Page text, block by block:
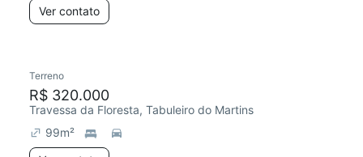
Ver contato
Terreno
R$ 320.000
Travessa da Floresta, Tabuleiro do Martins
99m²